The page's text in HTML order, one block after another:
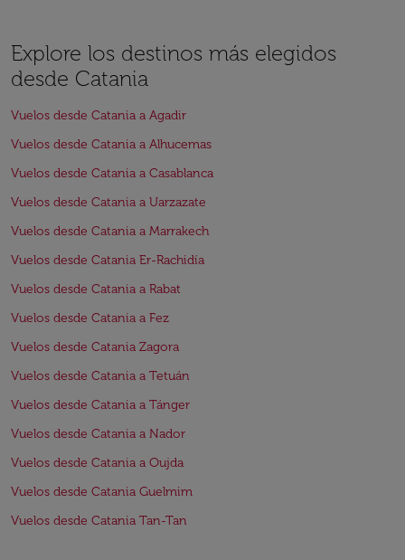
Explore los destinos más elegidos
desde Catania
Vuelos desde Catania a Agadir
Vuelos desde Catania a Alhucemas
Vuelos desde Catania a Casablanca
Vuelos desde Catania a Uarzazate
Vuelos desde Catania a Marrakech
Vuelos desde Catania Er-Rachidía
Vuelos desde Catania a Rabat
Vuelos desde Catania a Fez
Vuelos desde Catania Zagora
Vuelos desde Catania a Tetuán
Vuelos desde Catania a Tánger
Vuelos desde Catania a Nador
Vuelos desde Catania a Oujda
Vuelos desde Catania Guelmim
Vuelos desde Catania Tan-Tan